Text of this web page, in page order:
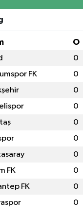
O
0
FK 0
0
0
0
0
0
FK 0
FK 0
0